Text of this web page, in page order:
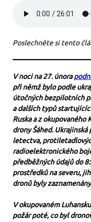
Poslechněte si tento
V noci na 27. února
při němž bylo podle
útočných bezpilotních
a dalších typů
Ruska a z
drony Šáhed.
letectva,
radioelektronického
předběžných údajů do
prostředků na severu,
dronů byly
V okupovaném
požár poté, co byl